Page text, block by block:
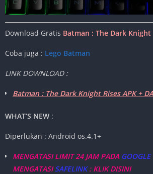
Download Gratis Batman : The Dark Knight
Coba juga : Lego Batman
LINK DOWNLOAD :
Batman : The Dark Knight Rises APK +
WHAT’S NEW :
Diperlukan : Android os.4.1+
MENGATASI LIMIT 24 JAM PADA GOOGLE
MENGATASISAFELINK: KLIK DISINI